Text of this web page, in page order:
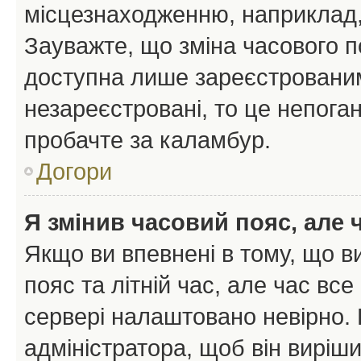
місцезнаходженню,
Зауважте, що зміна часового
доступна лише
незареєстровані, то це
пробачте за каламбур.
Догори
Я змінив часовий пояс, але
Якщо ви впевнені в тому, що
пояс та літній час, але час
сервері налаштовано
адміністратора, щоб він